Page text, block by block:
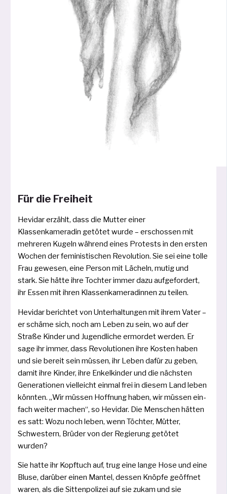
Für die Freiheit
Hevidar erzählt, dass die Mutter einer
Klassenkameradin getö­tet wur­de – erschos­sen mit
meh­re­ren Kugeln wäh­rend eines Protests in den ers­ten
Wochen der femi­nis­ti­schen Revolution. Sie sei eine tol­le
Frau gewe­sen, eine Person mit Lächeln, mutig und
stark. Sie hät­te ihre Tochter immer dazu auf­ge­for­dert,
ihr Essen mit ihren Klassenkameradinnen zu teilen.
Hevidar berich­tet von Unterhaltungen mit ihrem Vater –
er schä­me sich, noch am Leben zu sein, wo auf der
Straße Kinder und Jugendliche ermor­det wer­den. Er
sage ihr immer, dass Revolutionen ihre Kosten haben
und sie bereit sein müs­sen, ihr Leben dafür zu geben,
damit ihre Kinder, ihre Enkelkinder und die nächs­ten
Generationen viel­leicht ein­mal frei in die­sem Land leben
könn­ten. „Wir müs­sen Hoffnung haben, wir müs­sen ein­
fach wei­ter machen“, so Hevidar. Die Menschen hät­ten
es satt: Wozu noch leben, wenn Töchter, Mütter,
Schwestern, Brüder von der Regierung getö­tet
wurden?
Sie hat­te ihr Kopftuch auf, trug eine lan­ge Hose und eine
Bluse, dar­über einen Mantel, des­sen Knöpfe geöff­net
waren, als die Sittenpolizei auf sie zukam und sie